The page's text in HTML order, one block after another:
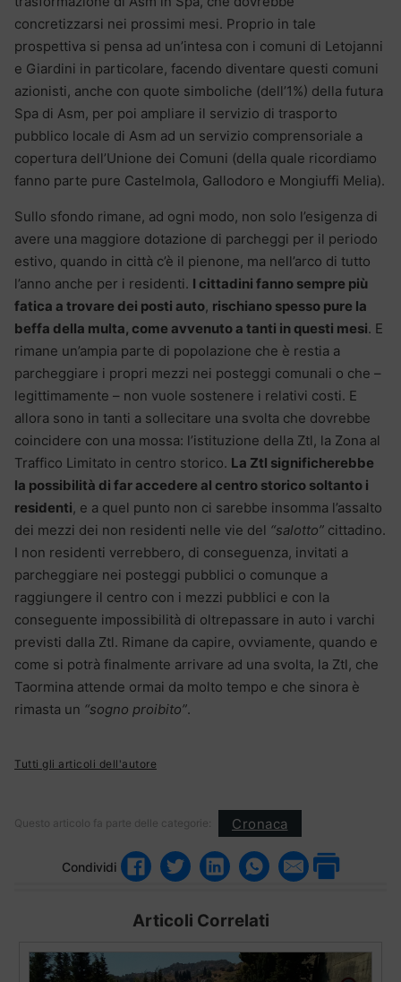
concretizzarsi nei prossimi mesi. Proprio in tale
prospettiva si pensa ad un’intesa con i comuni di Letojanni
e Giardini in particolare, facendo diventare questi comuni
azionisti, anche con quote simboliche (dell’1%) della futura
Spa di Asm, per poi ampliare il servizio di trasporto
pubblico locale di Asm ad un servizio comprensoriale a
copertura dell’Unione dei Comuni (della quale ricordiamo
fanno parte pure Castelmola, Gallodoro e Mongiuffi Melia).
Sullo sfondo rimane, ad ogni modo, non solo l’esigenza di
avere una maggiore dotazione di parcheggi per il periodo
estivo, quando in città c’è il pienone, ma nell’arco di tutto
l’anno anche per i residenti. I cittadini fanno sempre più
fatica a trovare dei posti auto, rischiano spesso pure la
beffa della multa, come avvenuto a tanti in questi mesi. E
rimane un’ampia parte di popolazione che è restia a
parcheggiare i propri mezzi nei posteggi comunali o che –
legittimamente – non vuole sostenere i relativi costi. E
allora sono in tanti a sollecitare una svolta che dovrebbe
coincidere con una mossa: l’istituzione della Ztl, la Zona al
Traffico Limitato in centro storico. La Ztl significherebbe
la possibilità di far accedere al centro storico soltanto i
residenti, e a quel punto non ci sarebbe insomma l’assalto
dei mezzi dei non residenti nelle vie del “salotto” cittadino.
I non residenti verrebbero, di conseguenza, invitati a
parcheggiare nei posteggi pubblici o comunque a
raggiungere il centro con i mezzi pubblici e con la
conseguente impossibilità di oltrepassare in auto i varchi
previsti dalla Ztl. Rimane da capire, ovviamente, quando e
come si potrà finalmente arrivare ad una svolta, la Ztl, che
Taormina attende ormai da molto tempo e che sinora è
rimasta un “sogno proibito”.
Tutti gli articoli dell'autore
Questo articolo fa parte delle categorie: Cronaca
Condividi
Articoli Correlati